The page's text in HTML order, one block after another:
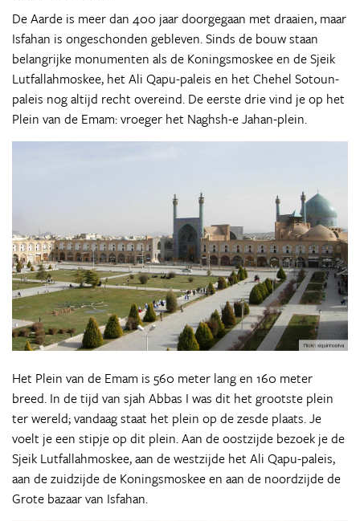
De Aarde is meer dan 400 jaar doorgegaan met draaien, maar
Isfahan is ongeschonden gebleven. Sinds de bouw staan
belangrijke monumenten als de Koningsmoskee en de Sjeik
Lutfallahmoskee, het Ali Qapu-paleis en het Chehel Sotoun-
paleis nog altijd recht overeind. De eerste drie vind je op het
Plein van de Emam: vroeger het Naghsh-e Jahan-plein.
Het Plein van de Emam is 560 meter lang en 160 meter
breed. In de tijd van sjah Abbas I was dit het grootste plein
ter wereld; vandaag staat het plein op de zesde plaats. Je
voelt je een stipje op dit plein. Aan de oostzijde bezoek je de
Sjeik Lutfallahmoskee, aan de westzijde het Ali Qapu-paleis,
aan de zuidzijde de Koningsmoskee en aan de noordzijde de
Grote bazaar van Isfahan.